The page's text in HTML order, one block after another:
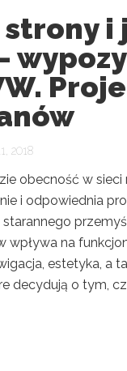
i
2018
obecność w
i odpowiednia
wpływa na
estetyka, a
decydują o tym,